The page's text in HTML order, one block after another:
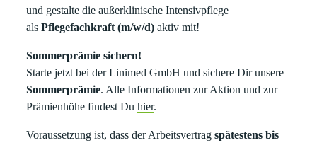
und gestalte die außerklinische Intensivpflege
alsPflegefachkraft (m/w/d) aktiv mit!
Sommerprämie sichern!
Starte jetzt bei der Linimed GmbH und sichere Dir unsere
Sommerprämie. Alle Informationen zur Aktion und zur
Prämienhöhe findest Duhier.
Voraussetzung ist, dass der Arbeitsvertragspätestens bis